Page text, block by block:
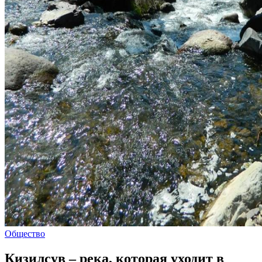
Общество
Кизилсув – река, которая уходит в